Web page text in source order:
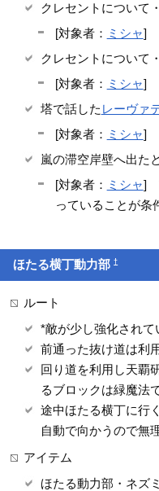
クレセントについて
[対象者： ミシャ]
クレセントについて
[対象者： ミシャ]
塔で話した レーヴァ
[対象者： ミシャ]
嵐の滞空岸壁へ出た
[対象者： ミシャ] *
っていることが条
ほたる横丁動力部†
ルート
*敵が少し強化されて
前通った抜け道は利
回り道を利用し天覇
るブロックは緑魔法
途中ほたる横丁に行
自動で向かうので無
アイテム
ほたる動力部・ネズ